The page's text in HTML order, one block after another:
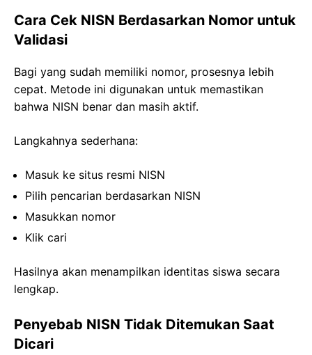
Cara Cek NISN Berdasarkan Nomor untuk
Validasi
Bagi yang sudah memiliki nomor, prosesnya lebih
cepat. Metode ini digunakan untuk memastikan
bahwa NISN benar dan masih aktif.
Langkahnya sederhana:
Masuk ke situs resmi NISN
Pilih pencarian berdasarkan NISN
Masukkan nomor
Klik cari
Hasilnya akan menampilkan identitas siswa secara
lengkap.
Penyebab NISN Tidak Ditemukan Saat
Dicari